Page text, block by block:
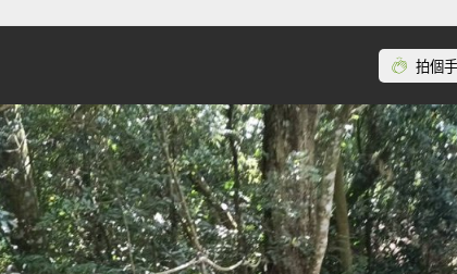
拍個